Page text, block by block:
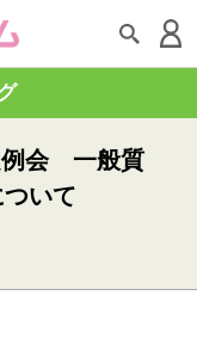
例会 一般質
ついて